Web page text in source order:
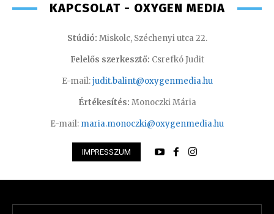
KAPCSOLAT - OXYGEN MEDIA
Stúdió: Miskolc, Széchenyi utca 22.
Felelős szerkesztő: Csrefkó Judit
E-mail:judit.balint@oxygenmedia.hu
Értékesítés: Monoczki Mária
E-mail: maria.monoczki@oxygenmedia.hu
IMPRESSZUM